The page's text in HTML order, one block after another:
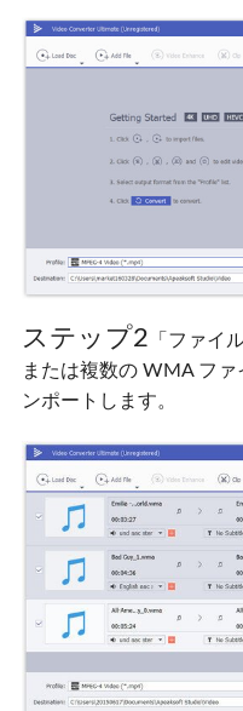
ステップ2 「ファイ
または複数の WMA フ
ンポートします。